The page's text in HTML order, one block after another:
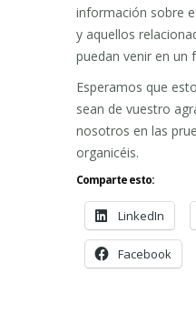
información sobre
y aquellos
puedan venir en un
Esperamos que
sean de vuestro
nosotros en las
organicéis.
Comparte esto:
LinkedIn
Facebook